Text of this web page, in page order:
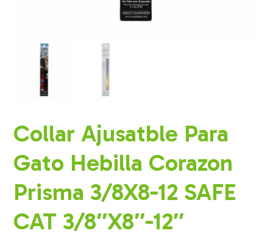
Collar Ajusatble Para
Gato Hebilla Corazon
Prisma 3/8X8-12 SAFE
CAT 3/8″X8″-12″